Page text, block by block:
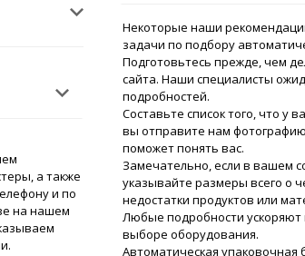
а также
и по
на нашем
Некоторые наши
задачи по подбору
Подготовьтесь прежде, чем
сайта. Наши специалисты
подробностей.
Составьте список того, что у
вы отправите нам
поможет понять вас.
Замечательно, если в вашем
указывайте размеры всего о
недостатки продуктов или
Любые подробности
выборе оборудования.
Автоматическая
свяжемся
Айдар
Прошу Вас сообщите,
пресс RZ-10A в Жезказган ?
Роман
Добрый день,
планируется
Спасибо.
Инесса